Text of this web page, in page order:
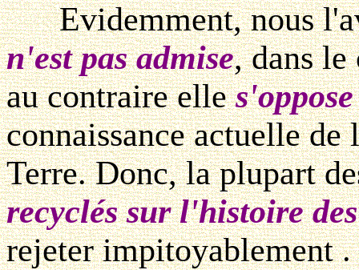
Evidemment, nous
n'est pas admise, dans le
au contraire elle
connaissance actuelle
Terre. Donc, la plupart
recyclés sur l'histoire
rejeter impitoyablement .